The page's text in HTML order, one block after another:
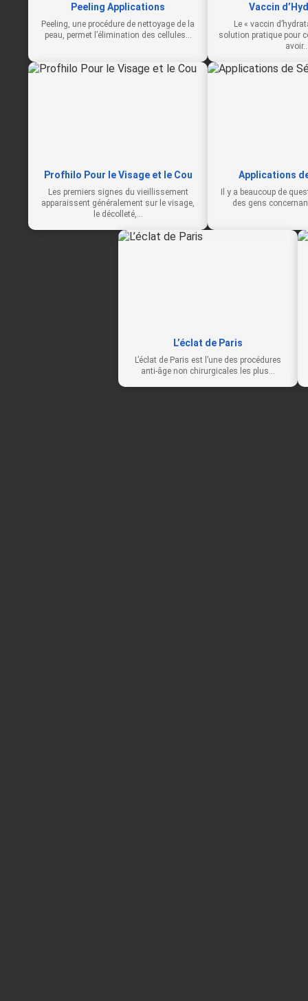
Peeling Applications
Peeling, une procédure de nettoyage de la
peau, permet l’élimination des cellules…
Vaccin
Le « vaccin
solution pratique pour
Profhilo Pour le Visage et le Cou
Les premiers signes du vieillissement
apparaissent généralement sur le visage,
le décolleté,…
Applications
Il y a beaucoup de
des gens
L’éclat de Paris
L’éclat de Paris est l’une des procédures
anti-âge non chirurgicales les plus…